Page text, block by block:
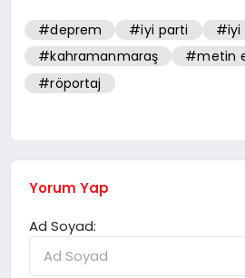
#deprem #iyi parti
#iyi
#kahramanmaraş
#metin
#röportaj
Yorum Yap
Ad Soyad: